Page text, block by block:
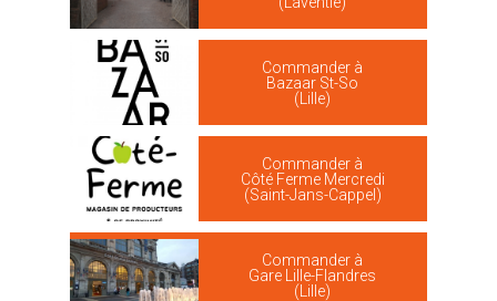
Commander à
Bazaar St-So
(Lille)
Commander à
Côté Ferme Mercredi
(Saint-Jans-Cappel)
Commander à
Gare Lille-Flandres
(Lille)